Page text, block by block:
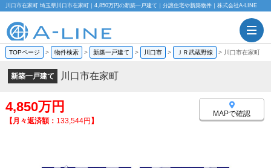
川口市在家町 埼玉県川口市在家町｜4,850万円の新築一戸建て｜分譲住宅や新築物件｜株式会社A-LINE
TOPページ > 物件検索 > 新築一戸建て > 川口市 > ＪＲ武蔵野線 > 川口市在家町
新築一戸建て 川口市在家町
4,850万円
【月々返済額： 133,544円】
MAPで確認